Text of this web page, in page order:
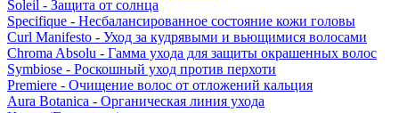
Soleil - Защита от солнца
Specifique - Несбалансированное состояние кожи головы
Curl Manifesto - Уход за кудрявыми и вьющимися волосами
Chroma Absolu - Гамма ухода для защиты окрашенных волос
Symbiose - Роскошный уход против перхоти
Premiere - Очищение волос от отложений кальция
Aura Botanica - Органическая линия ухода